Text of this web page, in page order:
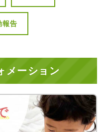
報告
メーション